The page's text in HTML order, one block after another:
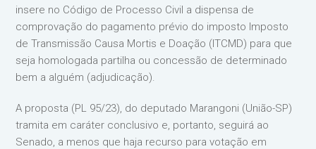
insere no Código de Processo Civil a dispensa de
comprovação do pagamento prévio do imposto Imposto
de Transmissão Causa Mortis e Doação (ITCMD) para que
seja homologada partilha ou concessão de determinado
bem a alguém (adjudicação).
A proposta (PL 95/23), do deputado Marangoni (União-SP)
tramita em caráter conclusivo e, portanto, seguirá ao
Senado, a menos que haja recurso para votação em